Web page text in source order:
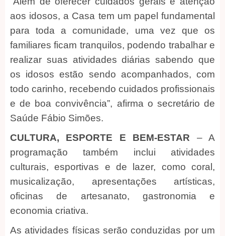
aos idosos, a Casa tem um papel fundamental
para toda a comunidade, uma vez que os
familiares ficam tranquilos, podendo trabalhar e
realizar suas atividades diárias sabendo que
os idosos estão sendo acompanhados, com
todo carinho, recebendo cuidados profissionais
e de boa convivência”, afirma o secretário de
Saúde Fábio Simões.
CULTURA, ESPORTE E BEM-ESTAR – A
programação também inclui atividades
culturais, esportivas e de lazer, como coral,
musicalização, apresentações artísticas,
oficinas de artesanato, gastronomia e
economia criativa.
As atividades físicas serão conduzidas por um